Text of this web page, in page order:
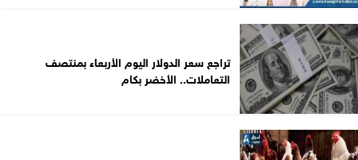
تراجع سعر الدولار اليوم الأربعاء بمنتصف
التعاملات.. الأخضر بكام